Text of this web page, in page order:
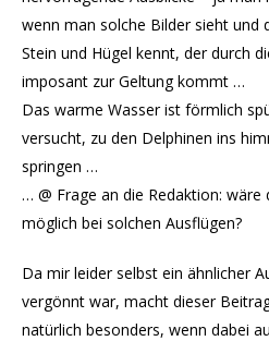
wenn man solche Bilder sieht und
Stein und Hügel kennt, der durch
imposant zur Geltung kommt …
Das warme Wasser ist förmlich
versucht, zu den Delphinen ins
springen …
… @ Frage an die Redaktion:
möglich bei solchen Ausflügen?
Da mir leider selbst ein ähnlicher
vergönnt war, macht dieser
natürlich besonders, wenn dabei